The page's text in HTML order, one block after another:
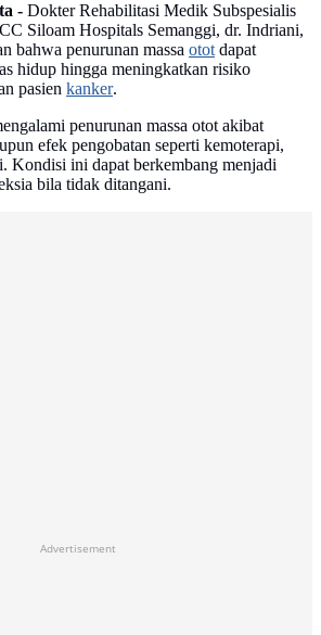
- Dokter Rehabilitasi Medik Subspesialis
Siloam Hospitals Semanggi, dr. Indriani,
bahwa penurunan massa ototdapat
hidup hingga meningkatkan risiko
pasien kanker.
penurunan massa otot akibat
efek pengobatan seperti kemoterapi,
Kondisi ini dapat berkembang menjadi
bila tidak ditangani.
Advertisement